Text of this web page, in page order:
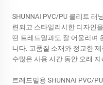
SHUNNAI PVC/PU 클리트 러
련되고 스타일리시한 디자인
떤 트레드밀과도 잘 어울리며
니다. 고품질 소재와 정교한
수많은 사용 시간 동안 오래
트레드밀용 SHUNNAI PVC/